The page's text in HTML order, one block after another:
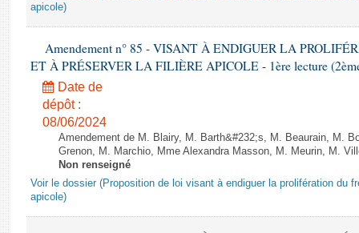
apicole)
Amendement n° 85 - VISANT À ENDIGUER LA
ET À PRÉSERVER LA FILIÈRE APICOLE - 1ère lecture
Date de
dépôt :
08/06/2024
Amendement de M. Blairy, M. Barth&#232;s, M. Beaurain, M.
Grenon, M. Marchio, Mme Alexandra Masson, M. Meurin, M.
Non renseigné
Voir le dossier (Proposition de loi visant à endiguer la prolifération du
apicole)